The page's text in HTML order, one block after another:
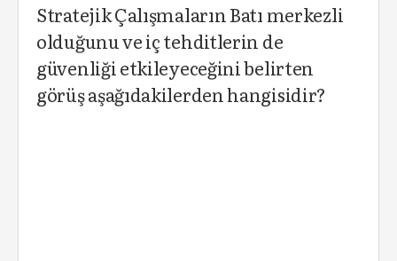
Stratejik Çalışmaların Batı merkezli
olduğunu ve iç tehditlerin de
güvenliği etkileyeceğini belirten
görüş aşağıdakilerden hangisidir?